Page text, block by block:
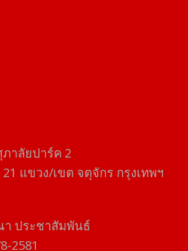
าลัยปาร์ค​ 2
แขวง/เขต​ จตุจักร​ กรุงเทพฯ
ประชาสัมพันธ์
2581